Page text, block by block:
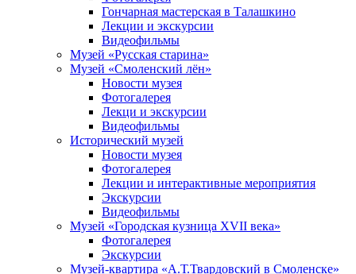
Гончарная мастерская в Талашкино
Лекции и экскурсии
Видеофильмы
Музей «Русская старина»
Музей «Смоленский лён»
Новости музея
Фотогалерея
Лекци и экскурсии
Видеофильмы
Исторический музей
Новости музея
Фотогалерея
Лекции и интерактивные мероприятия
Экскурсии
Видеофильмы
Музей «Городская кузница XVII века»
Фотогалерея
Экскурсии
Музей-квартира «А.Т.Твардовский в Смоленске»